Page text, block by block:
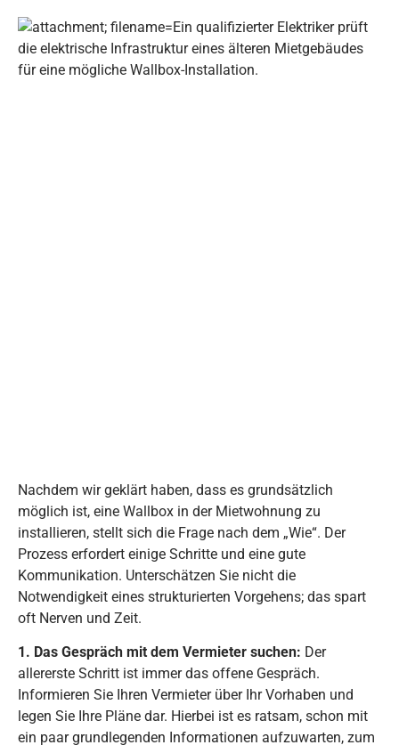
Nachdem wir geklärt haben, dass es grundsätzlich
möglich ist, eine Wallbox in der Mietwohnung zu
installieren, stellt sich die Frage nach dem „Wie“. Der
Prozess erfordert einige Schritte und eine gute
Kommunikation. Unterschätzen Sie nicht die
Notwendigkeit eines strukturierten Vorgehens; das spart
oft Nerven und Zeit.
1. Das Gespräch mit dem Vermieter suchen: Der
allererste Schritt ist immer das offene Gespräch.
Informieren Sie Ihren Vermieter über Ihr Vorhaben und
legen Sie Ihre Pläne dar. Hierbei ist es ratsam, schon mit
ein paar grundlegenden Informationen aufzuwarten, zum